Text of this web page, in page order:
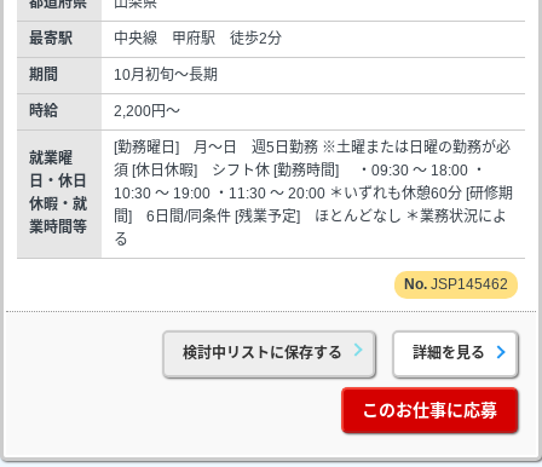
最寄駅 中央線 甲府駅 徒歩2分
期間 10月初旬～長期
時給 2,200円～
就業曜
日・休日
休暇・就
業時間等
[勤務曜日] 月～日 週5日勤務 ※土曜または日曜の勤務が必
須 [休日休暇] シフト休 [勤務時間] ・09:30 ～ 18:00 ・
10:30 ～ 19:00 ・11:30 ～ 20:00 ＊いずれも休憩60分 [研修期
間] 6日間/同条件 [残業予定] ほとんどなし ＊業務状況によ
る
JSP145462
検討中リストに保存する 詳細を見る
このお仕事に応募